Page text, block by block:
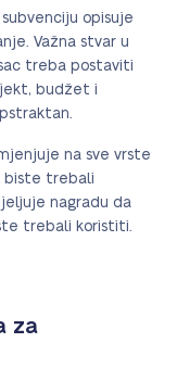
opisuje
Važna stvar u
treba postaviti
budžet i
na sve vrste
biste trebali
nagradu da
trebali koristiti.
za